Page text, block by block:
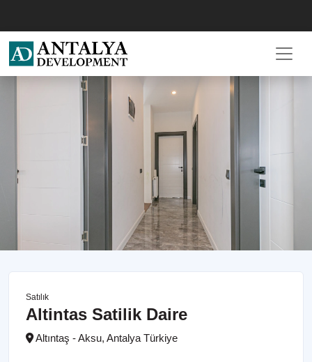
Satılık
Altintas Satilik Daire
Altıntaş - Aksu, Antalya Türkiye